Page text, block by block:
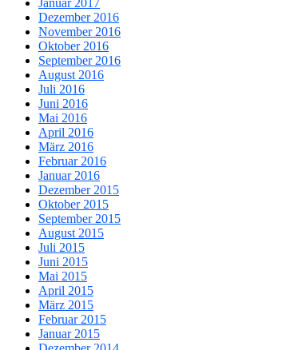
Januar 2017
Dezember 2016
November 2016
Oktober 2016
September 2016
August 2016
Juli 2016
Juni 2016
Mai 2016
April 2016
März 2016
Februar 2016
Januar 2016
Dezember 2015
Oktober 2015
September 2015
August 2015
Juli 2015
Juni 2015
Mai 2015
April 2015
März 2015
Februar 2015
Januar 2015